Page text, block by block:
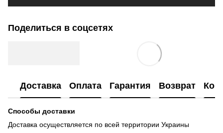
Поделиться в соцсетях
Доставка Оплата Гарантия Возврат
Способы доставки
Доставка осуществляется по всей территории Украины